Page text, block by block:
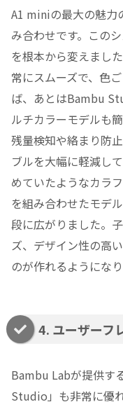
A1 miniの最大の魅力
み合わせです。この
を根本から変えまし
常にスムーズで、色
ば、あとはBambu
ルチカラーモデルも
残量検知や絡まり防
ブルを大幅に軽減し
めていたようなカラ
を組み合わせたモデ
段に広がりました。
ズ、デザイン性の高
のが作れるようになり
4. ユーザーフ
Bambu Labが提供す
Studio」も非常に優